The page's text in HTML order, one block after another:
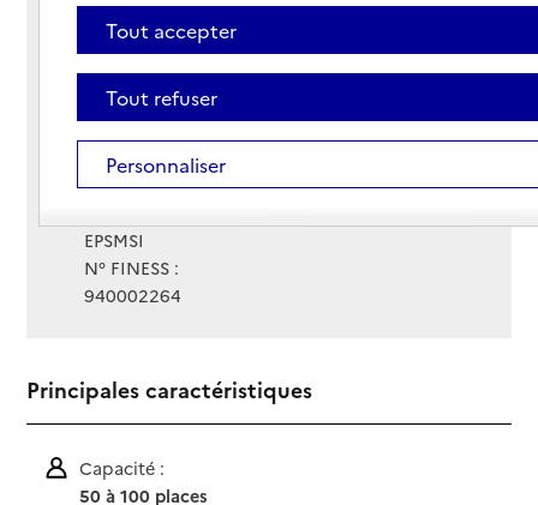
70 rue des Carrières
94400 - Vitry-sur-Seine
Voir itinéraire
Téléphone :
Contact
Contact
Site Internet
Site internet
EPSMSI
N° FINESS :
940002264
Principales caractéristiques
Capacité :
50 à 100 places
Tout accepter
Tout refuser
Personnaliser